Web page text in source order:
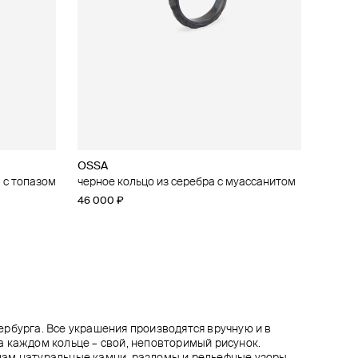
топазом
OSSA
черное кольцо из серебра с муассанитом
46 000 ₽
OSSA
кольцо из серебра с пиритом
240 000 ₽
OSSA
кольцо из серебра с родолитом
9 900 ₽
OSSA
кольцо из серебра с бриллиантом
24 000 ₽
Все украшения производятся вручную и в
кольце – свой, неповторимый рисунок.